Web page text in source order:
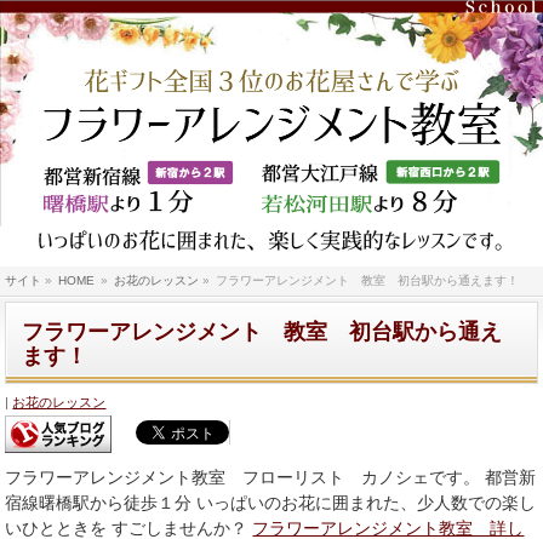
サイト » HOME » お花のレッスン » フラワーアレンジメント 教室 初台駅から通えます！
フラワーアレンジメント 教室 初台駅から通え
ます！
お花のレッスン
フラワーアレンジメント教室 フローリスト カノシェです。 都営新
宿線曙橋駅から徒歩１分 いっぱいのお花に囲まれた、少人数での楽し
いひとときを すごしませんか？ フラワーアレンジメント教室 詳し